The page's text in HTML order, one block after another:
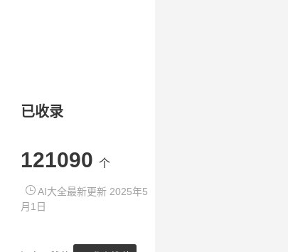
已收录
121090 个
AI大全最新更新 2025年5
月1日